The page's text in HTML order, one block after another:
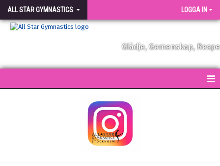
ALL STAR GYMNASTICS LOGGA IN
Glädje, Gemenskap,